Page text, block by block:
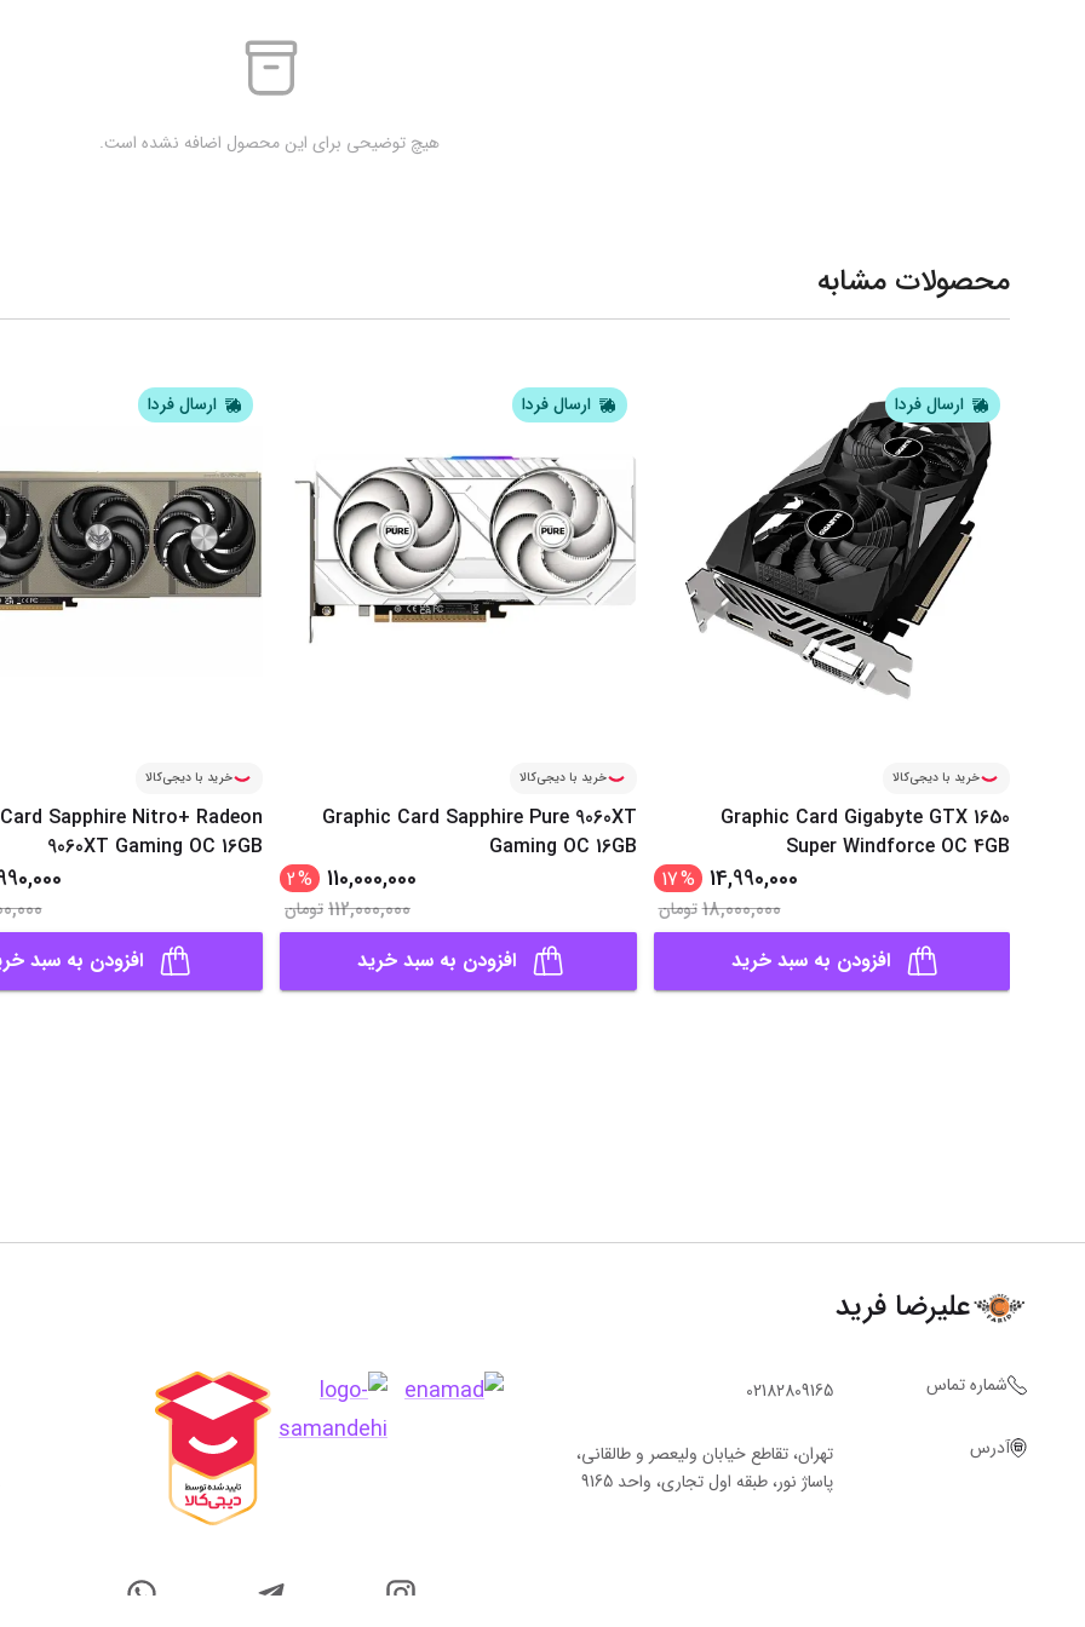
هیچ توضیحی برای این محصول اضافه نشده است.
محصولات مشابه
ارسال فردا
خرید با دیجی‌کالا
Graphic Card Gigabyte GTX 1650
Super Windforce OC 4GB
14,990,000
%
17
18,000,000تومان
افزودن به سبد خرید
ارسال فردا
خرید با دیجی‌کالا
Graphic Card Sapphire Pure 9060XT
Gaming OC 16GB
110,000,000
%
2
112,000,000تومان
افزودن به سبد خرید
ارسال فردا
خرید با دیجی‌کالا
Sapphire Nitro+ Radeon
9060XT Gaming OC 16GB
افزودن به سبد
علیرضا فرید
شماره تماس 02182809165
آدرس
تهران، تقاطع خیابان ولیعصر و طالقانی،
پاساژ نور، طبقه اول تجاری، واحد 9165